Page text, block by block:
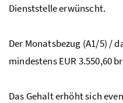
Dienststelle erwünscht.
Der Monatsbezug (A1/5) /
mindestens EUR 3.550,60
Das Gehalt erhöht sich